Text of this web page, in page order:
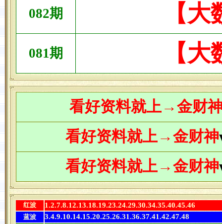
082期 【
081期 【
看好资料就上→金财
看好资料就上→金财神
看好资料就上→金财神
红波 1.2.7.8.12.13.18.19.23.24.29.30.34.35.40.45.46
蓝波 3.4.9.10.14.15.20.25.26.31.36.37.41.42.47.48